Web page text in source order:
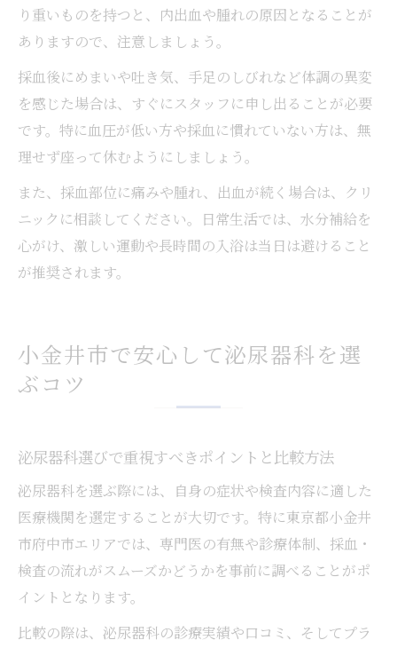
り重いものを持つと、内出血や腫れの原因となることが
ありますので、注意しましょう。
採血後にめまいや吐き気、手足のしびれなど体調の異変
を感じた場合は、すぐにスタッフに申し出ることが必要
です。特に血圧が低い方や採血に慣れていない方は、無
理せず座って休むようにしましょう。
また、採血部位に痛みや腫れ、出血が続く場合は、クリ
ニックに相談してください。日常生活では、水分補給を
心がけ、激しい運動や長時間の入浴は当日は避けること
が推奨されます。
小金井市で安心して泌尿器科を選
ぶコツ
泌尿器科選びで重視すべきポイントと比較方法
泌尿器科を選ぶ際には、自身の症状や検査内容に適した
医療機関を選定することが大切です。特に東京都小金井
市府中市エリアでは、専門医の有無や診療体制、採血・
検査の流れがスムーズかどうかを事前に調べることがポ
イントとなります。
比較の際は、泌尿器科の診療実績や口コミ、そしてプラ